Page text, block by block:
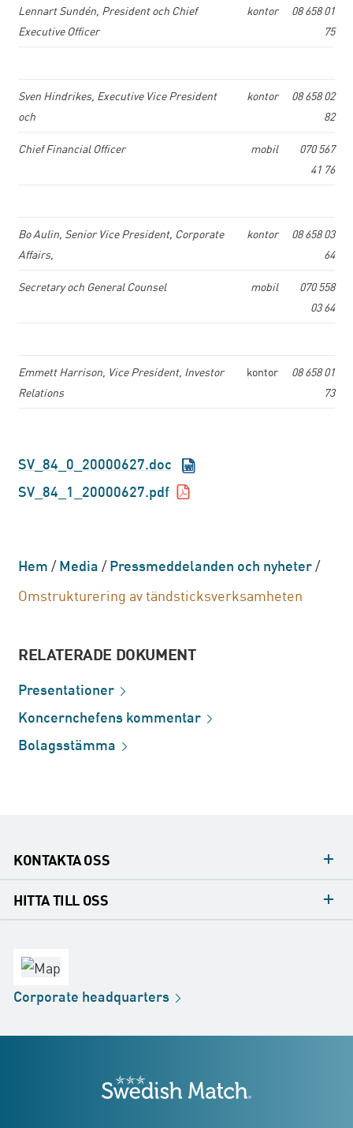
Lennart Sundén, President och Chief
Executive Officer
kontor
08 658 01
75
Sven Hindrikes, Executive Vice President
och
kontor
08 658 02
82
Chief Financial Officer mobil
070 567
41 76
Bo Aulin, Senior Vice President, Corporate
Affairs,
kontor
08 658 03
64
Secretary och General Counsel mobil
070 558
03 64
Emmett Harrison, Vice President, Investor
Relations
kontor
08 658 01
73
SV_84_0_20000627.doc
SV_84_1_20000627.pdf
Hem/Media/Pressmeddelanden och nyheter/
Omstrukturering av tändsticksverksamheten
RELATERADE DOKUMENT
Presentationer
Koncernchefenskommentar
Bolagsstämma
KONTAKTA OSS
Konsumentkontakt
HITTA TILL OSS
Försäljningskontor
Distribution
Butik
Corporate headquarters
Swedish Match